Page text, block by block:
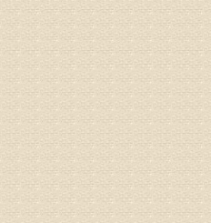
3、通过
通过上
来我院
姓名：
病情描
专家回
你好，
失。
该病的